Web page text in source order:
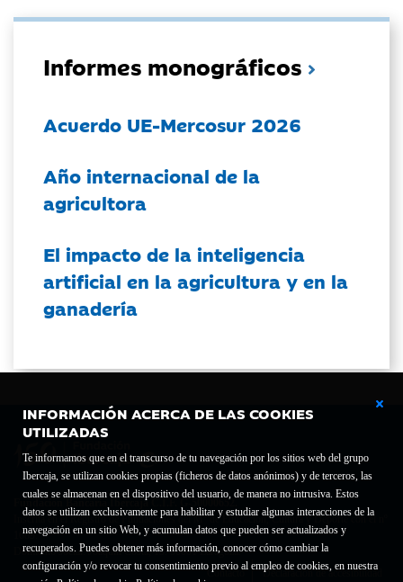
INFORMACIÓN ACERCA DE LAS COOKIES
UTILIZADAS
Te informamos que en el transcurso de tu navegación por los sitios web del grupo
Ibercaja, se utilizan cookies propias (ficheros de datos anónimos) y de terceros, las
cuales se almacenan en el dispositivo del usuario, de manera no intrusiva. Estos
datos se utilizan exclusivamente para habilitar y estudiar algunas interacciones de la
navegación en un sitio Web, y acumulan datos que pueden ser actualizados y
recuperados. Puedes obtener más información, conocer cómo cambiar la
configuración y/o revocar tu consentimiento previo al empleo de cookies, en nuestra
Informes monográficos
Acuerdo UE-Mercosur 2026
Año internacional de la
agricultora
El impacto de la inteligencia
artificial en la agricultura y en la
ganadería
Fundación Bancaria Ibercaja C.I.F. G-50000652.
Inscrita en el Registro de Fundaciones del Mº de Educación, Cultura y Deporte con el nº
1689.
Domicilio social: Joaquín Costa, 13. 50001 Zaragoza.
Contacto
Declaración de accesibilidad